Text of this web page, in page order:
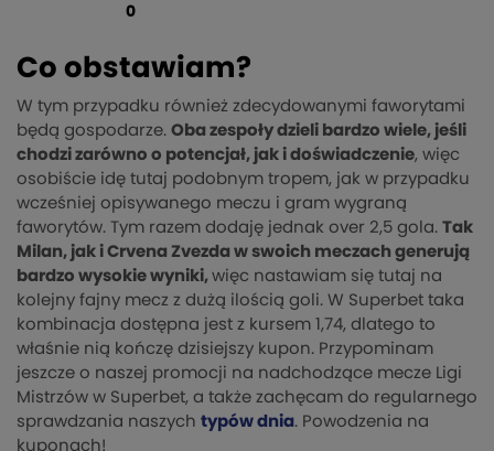
0
Co obstawiam?
W tym przypadku również zdecydowanymi faworytami
będą gospodarze. Oba zespoły dzieli bardzo wiele, jeśli
chodzi zarówno o potencjał, jak i doświadczenie, więc
osobiście idę tutaj podobnym tropem, jak w przypadku
wcześniej opisywanego meczu i gram wygraną
faworytów. Tym razem dodaję jednak over 2,5 gola. Tak
Milan, jak i Crvena Zvezda w swoich meczach generują
bardzo wysokie wyniki, więc nastawiam się tutaj na
kolejny fajny mecz z dużą ilością goli. W Superbet taka
kombinacja dostępna jest z kursem 1,74, dlatego to
właśnie nią kończę dzisiejszy kupon. Przypominam
jeszcze o naszej promocji na nadchodzące mecze Ligi
Mistrzów w Superbet, a także zachęcam do regularnego
sprawdzania naszych typów dnia. Powodzenia na
kuponach!